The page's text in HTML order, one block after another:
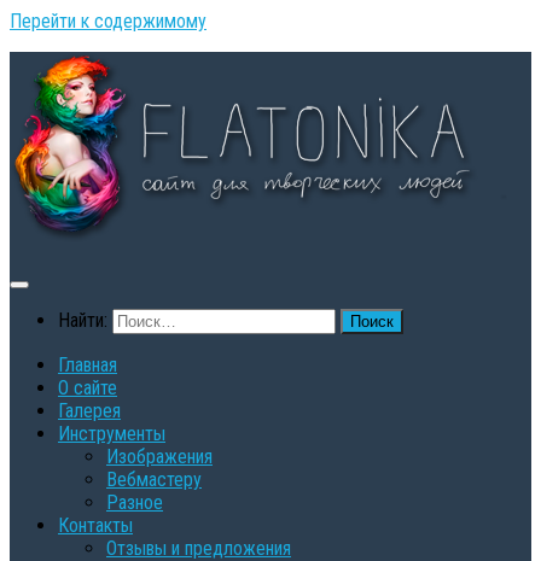
Перейти к содержимому
Найти:
Главная
О сайте
Галерея
Инструменты
Изображения
Вебмастеру
Разное
Контакты
Oтзывы и предложения